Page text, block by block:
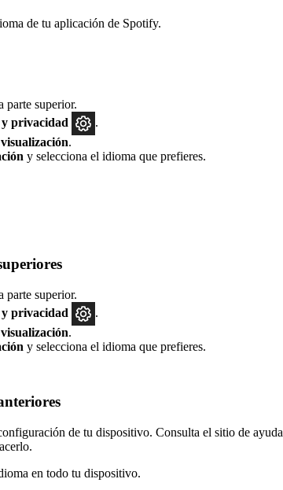
de tu aplicación de Spotify.
parte superior.
y privacidad
.
.
y selecciona el idioma que prefieres.
parte superior.
y privacidad
.
.
y selecciona el idioma que prefieres.
de tu dispositivo. Consulta el sitio de ayuda
en todo tu dispositivo.